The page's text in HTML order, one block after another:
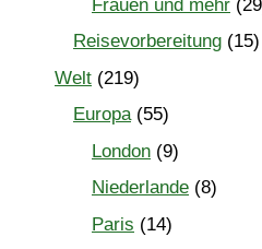
Frauen und mehr
Reisevorbereitung (15)
Welt (219)
Europa(55)
London (9)
Niederlande (8)
Paris (14)